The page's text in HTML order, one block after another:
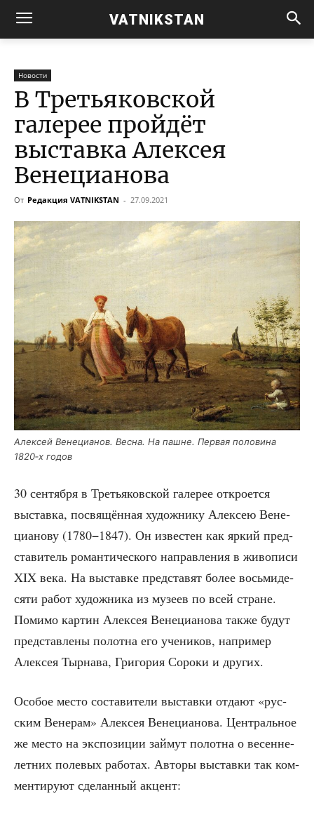
VATNIKSTAN
Новости
В Третьяковской
галерее пройдёт
выставка Алексея
Венецианова
От Редакция VATNIKSTAN - 27.09.2021
Алек­сей Вене­ци­а­нов. Вес­на. На пашне. Пер­вая поло­ви­на
1820‑х годов
30 сен­тяб­ря в Тре­тья­ков­ской гале­рее откро­ет­ся
выстав­ка, посвя­щён­ная худож­ни­ку Алек­сею Вене­
ци­а­но­ву (1780−1847). Он изве­стен как яркий пред­
ста­ви­тель роман­ти­че­ско­го направ­ле­ния в живо­пи­си
XIX века. На выстав­ке пред­ста­вят более вось­ми­де­
ся­ти работ худож­ни­ка из музеев по всей стране.
Поми­мо кар­тин Алек­сея Вене­ци­а­но­ва так­же будут
пред­став­ле­ны полот­на его уче­ни­ков, напри­мер
Алек­сея Тыр­на­ва, Гри­го­рия Соро­ки и других.
Осо­бое место соста­ви­те­ли выстав­ки отда­ют «рус­
ским Вене­рам» Алек­сея Вене­ци­а­но­ва. Цен­траль­ное
же место на экс­по­зи­ции зай­мут полот­на о весенне-
лет­них поле­вых рабо­тах. Авто­ры выстав­ки так ком­
мен­ти­ру­ют сде­лан­ный акцент: